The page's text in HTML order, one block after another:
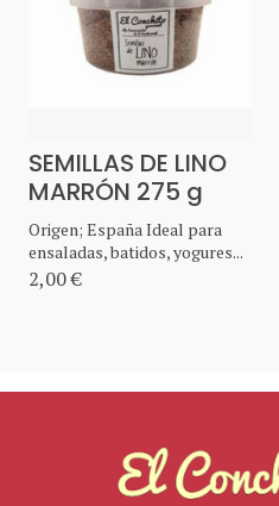
SEMILLAS DE LINO
MARRÓN 275 g
Origen; España Ideal para
ensaladas, batidos, yogures...
2,00 €